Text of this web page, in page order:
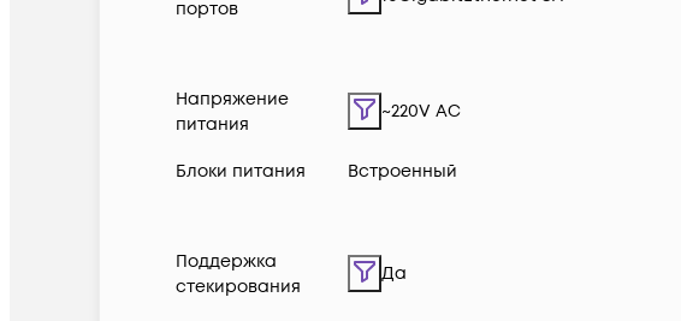
портов
Напряжение
питания
~220V AC
Блоки питания Встроенный
Поддержка
стекирования
Да